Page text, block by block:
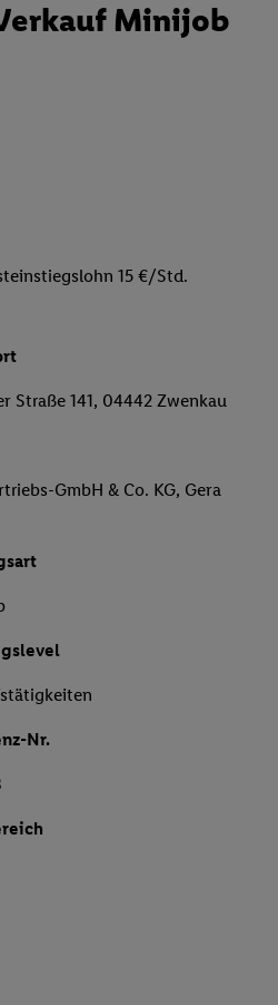
Minijob
15 €/Std.
Straße 141, 04442 Zwenkau
GmbH & Co. KG, Gera
Nr.